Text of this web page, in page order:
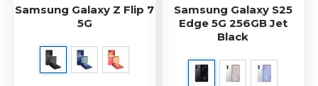
Samsung Galaxy Z Flip 7
5G
Samsung Galaxy S25
Edge 5G 256GB Jet
Black